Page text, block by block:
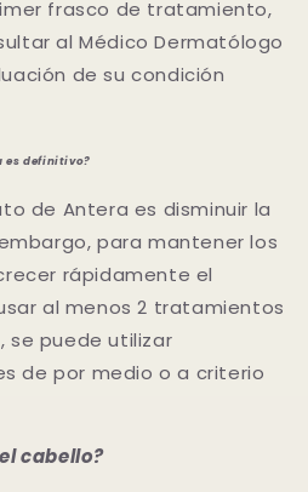
frasco de tratamiento,
al Médico Dermatólogo
de su condición
es definitivo?
de Antera es disminuir la
para mantener los
rápidamente el
al menos 2 tratamientos
se puede utilizar
de por medio o a criterio
cabello?